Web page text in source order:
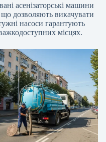
асенізаторські машини
що дозволяють викачувати
насоси гарантують
місцях.